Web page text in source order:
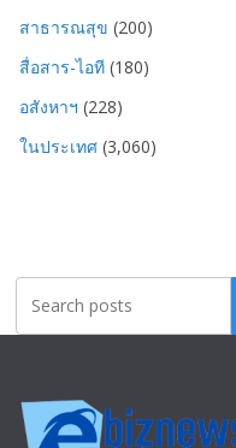
สาธารณสุข (200)
สื่อสาร-ไอที (180)
อสังหาฯ (228)
ในประเทศ (3,060)